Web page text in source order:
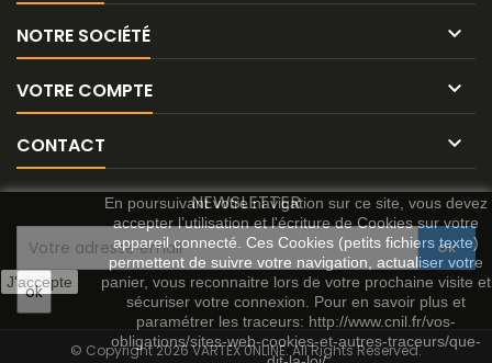
NOTRE SOCIÉTÉ 
VOTRE COMPTE 
CONTACT 
J'accepte
En poursuivant votre navigation sur ce site, vous devez
accepter l’utilisation et l'écriture de Cookies sur votre
appareil connecté. Ces Cookies (petits fichiers texte)
permettent de suivre votre navigation, actualiser votre
panier, vous reconnaitre lors de votre prochaine visite et
sécuriser votre connexion. Pour en savoir plus et
paramétrer les traceurs: http://www.cnil.fr/vos-
obligations/sites-web-cookies-et-autres-traceurs/que-
NEWSLETTER
© Copyright 2026 VARTEX 0NLINE. All Rights Reserved.